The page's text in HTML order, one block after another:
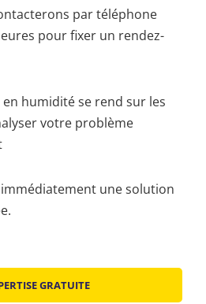
par téléphone
pour fixer un rendez-
humidité se rend sur les
votre problème
une solution
GRATUITE